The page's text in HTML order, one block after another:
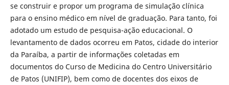
se construir e propor um programa de simulação clínica
para o ensino médico em nível de graduação. Para tanto, foi
adotado um estudo de pesquisa-ação educacional. O
levantamento de dados ocorreu em Patos, cidade do interior
da Paraíba, a partir de informações coletadas em
documentos do Curso de Medicina do Centro Universitário
de Patos (UNIFIP), bem como de docentes dos eixos de